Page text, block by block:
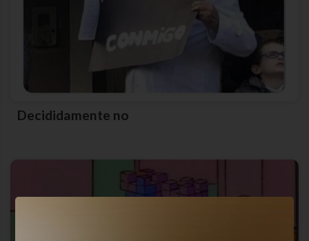
Decididamente no